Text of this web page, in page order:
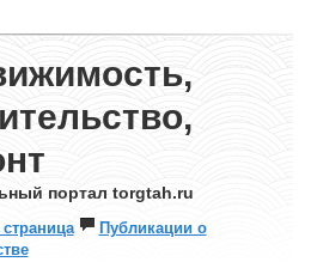
портал torgtah.ru
Публикации о